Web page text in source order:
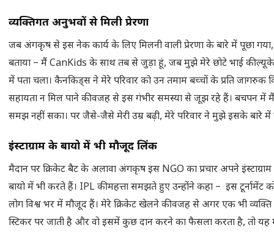
व्यक्तिगत अनुभवों से मिली प्रेरणा
जब अंगकृष से इस नेक कार्य के लिए मिलनी वाली प्रेरणा के बारे में पूछा गया,
बताया – मैं CanKids के साथ तब से जुड़ा हूं, जब मुझे मेरे छोटे भाई की
में पता चला। कैनकिड्स ने मेरे परिवार को उन तमाम बच्चों के प्रति जागरुक
सहायता न मिल पाने की वजह से इस गंभीर समस्या से जूझ रहे हैं। बचपन में मैं
समझ नहीं सका। पर जैसे-जैसे मेरी उम्र बढ़ी, मेरे परिवार ने मुझे इसके बारे में
इंस्टाग्राम के बायो में भी मौजूद लिंक
मैदान पर क्रिकेट बैट के अलावा अंगकृष इस NGO का प्रचार अपने
बायो में भी करते हैं। IPL की महत्ता समझते हुए उन्होंने कहा – इस टूर्नामेंट
लोग विश्व भर में मौजूद हैं। मेरे क्रिकेट खेलने की वजह से अगर एक भी
स्टिकर पर जाती है और वो इसमें कुछ दान करने का फैसला करता है, तो